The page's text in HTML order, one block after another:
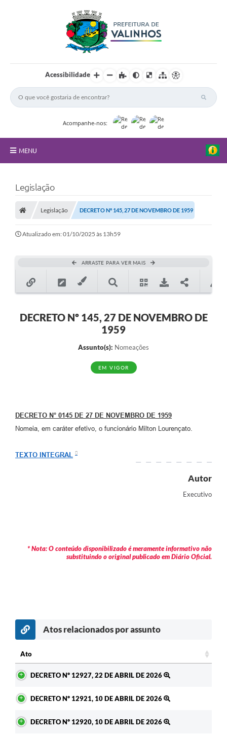
Acessibilidade
Acompanhe-nos:
MENU
Principal
Nossa Cidade
Secretarias
Transparência
Programa Famílias Fortes
Contratação de estagiário - estudante de Direito -
Galeria de Fotos
Arquivos para Download
Conselhos Municipais
Links
Serviços Online
Telefones Úteis
A Prefeitura
Enquete
Legislação
Legislação DECRETO Nº 145, 27 DE NOVEMBRO DE 1959
Atualizado em: 01/10/2025 às 13h59
ARRASTE PARA VER MAIS
DECRETO Nº 145, 27 DE NOVEMBRO DE
1959
Assunto(s): Nomeações
EM VIGOR
DECRETO N° 0145 DE 27 DE NOVEMBRO DE 1959
Nomeia, em caráter efetivo, o funcionário Milton Lourençato.
TEXTO INTEGRAL
Autor
Executivo
* Nota: O conteúdo disponibilizado é meramente informativo não
substituindo o original publicado em Diário Oficial.
Atos relacionados por assunto
Ato
DECRETO Nº 12927, 22 DE ABRIL DE 2026
DECRETO Nº 12921, 10 DE ABRIL DE 2026
DECRETO Nº 12920, 10 DE ABRIL DE 2026